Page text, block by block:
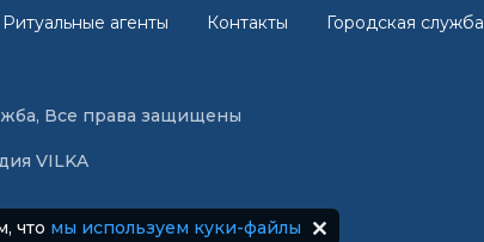
Ритуальные агенты Контакты Городская служба
Все права защищены
VILKA
что мы используем куки-файлы